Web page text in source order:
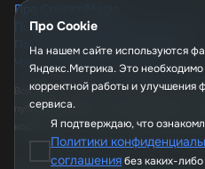
Про CouponMagic
Политика конфиденциальности
Пользовательское соглашение
Часто задаваемые вопросы
Вся информация, опубликованная на
публичной офертой, определяемой
кодекса РФ, и носит исключительно
Про Cookie
На нашем сайте используются
Яндекс.Метрика. Это
корректной работы и улучшения
сервиса.
Я подтверждаю, что
Политики
соглашениябез каких-